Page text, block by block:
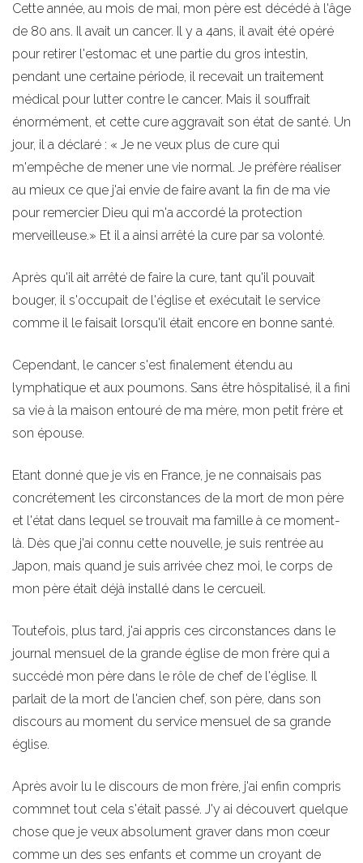
Cette année, au mois de mai, mon père est décédé à l'âge
de 80 ans. Il avait un cancer. Il y a 4ans, il avait été opéré
pour retirer l'estomac et une partie du gros intestin,
pendant une certaine période, il recevait un traitement
médical pour lutter contre le cancer. Mais il souffrait
énormément, et cette cure aggravait son état de santé. Un
jour, il a déclaré : « Je ne veux plus de cure qui
m'empêche de mener une vie normal. Je préfère réaliser
au mieux ce que j'ai envie de faire avant la fin de ma vie
pour remercier Dieu qui m'a accordé la protection
merveilleuse.» Et il a ainsi arrêté la cure par sa volonté.
Après qu'il ait arrêté de faire la cure, tant qu'il pouvait
bouger, il s'occupait de l'église et exécutait le service
comme il le faisait lorsqu'il était encore en bonne santé.
Cependant, le cancer s'est finalement étendu au
lymphatique et aux poumons. Sans être hôspitalisé, il a fini
sa vie à la maison entouré de ma mère, mon petit frère et
son épouse.
Etant donné que je vis en France, je ne connaisais pas
concrétement les circonstances de la mort de mon père
et l'état dans lequel se trouvait ma famille à ce moment-
là. Dès que j'ai connu cette nouvelle, je suis rentrée au
Japon, mais quand je suis arrivée chez moi, le corps de
mon père était déjà installé dans le cercueil.
Toutefois, plus tard, j'ai appris ces circonstances dans le
journal mensuel de la grande église de mon frère qui a
succédé mon père dans le rôle de chef de l'église. Il
parlait de la mort de l'ancien chef, son père, dans son
discours au moment du service mensuel de sa grande
église.
Après avoir lu le discours de mon frère, j'ai enfin compris
commnet tout cela s'était passé. J'y ai découvert quelque
chose que je veux absolument graver dans mon cœur
comme un des ses enfants et comme un croyant de